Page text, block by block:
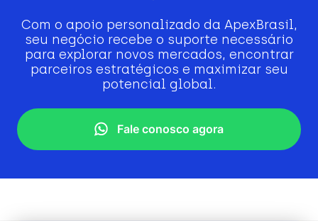
Com o apoio personalizado da ApexBrasil,
seu negócio recebe o suporte necessário
para explorar novos mercados, encontrar
parceiros estratégicos e maximizar seu
potencial global.
Fale conosco agora